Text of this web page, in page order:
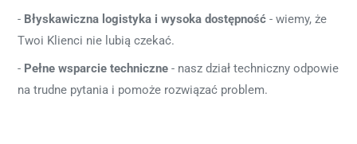
Błyskawiczna logistyka i wysoka dostępność - wiemy, że
Twoi Klienci nie lubią czekać.
Pełne wsparcie techniczne - nasz dział techniczny odpowie
na trudne pytania i pomoże rozwiązać problem.